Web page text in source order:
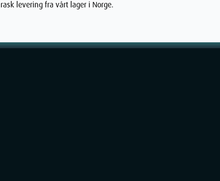
levering fra vårt lager i Norge.